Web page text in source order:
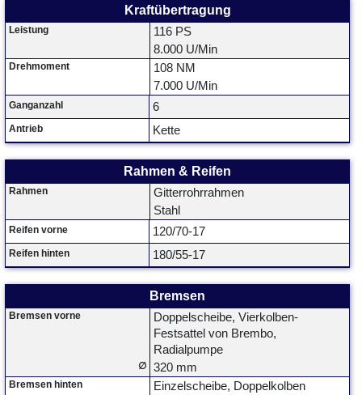
Kraftübertragung
Leistung
116 PS
8.000 U/Min
Drehmoment
108 NM
7.000 U/Min
Ganganzahl 6
Antrieb Kette
Rahmen & Reifen
Rahmen
Gitterrohrrahmen
Stahl
Reifen vorne 120/70-17
Reifen hinten 180/55-17
Bremsen
Bremsen vorne
Doppelscheibe, Vierkolben-
Festsattel von Brembo,
Radialpumpe
∅ 320 mm
Bremsen hinten
Einzelscheibe, Doppelkolben